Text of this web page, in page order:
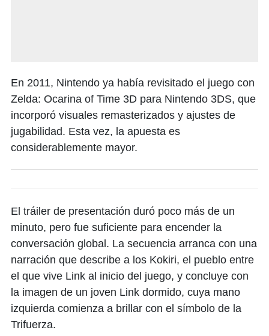
En 2011, Nintendo ya había revisitado el juego con
Zelda: Ocarina of Time 3D para Nintendo 3DS, que
incorporó visuales remasterizados y ajustes de
jugabilidad. Esta vez, la apuesta es
considerablemente mayor.
El tráiler de presentación duró poco más de un
minuto, pero fue suficiente para encender la
conversación global. La secuencia arranca con una
narración que describe a los Kokiri, el pueblo entre
el que vive Link al inicio del juego, y concluye con
la imagen de un joven Link dormido, cuya mano
izquierda comienza a brillar con el símbolo de la
Trifuerza.